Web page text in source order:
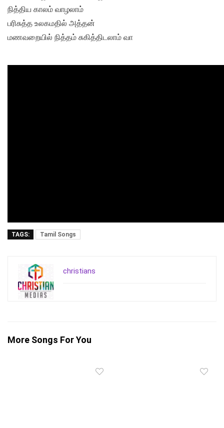
நித்திய காலம் வாழலாம்
பரிசுத்த உலகமதில் அத்தன்
மணவறையில் நித்தம் சுகித்திடலாம் வா
TAGS: Tamil Songs
christians
More Songs For You